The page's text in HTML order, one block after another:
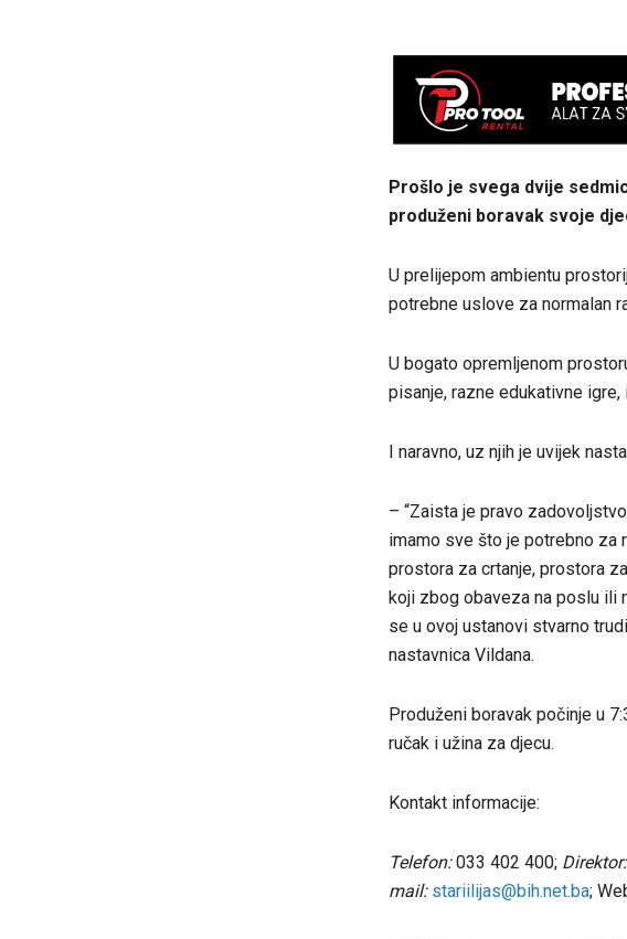
Prošlo je svega dvije
produženi boravak svoje
U prelijepom ambientu
potrebne uslove za normalan
U bogato opremljenom
pisanje, razne edukativne igre,
I naravno, uz njih je uvijek
– “Zaista je pravo
imamo sve što je potrebno za
prostora za crtanje, prostora
koji zbog obaveza na poslu ili
se u ovoj ustanovi stvarno
nastavnica Vildana.
Produženi boravak počinje u
ručak i užina za djecu.
Kontakt informacije:
Telefon:033 402 400; Direktor:
mail: stariilijas@bih.net.ba;